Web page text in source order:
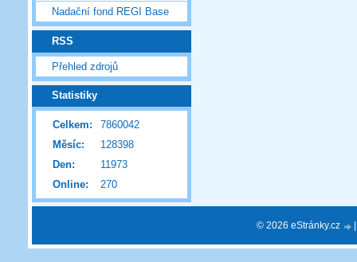
Nadační fond REGI Base
RSS
Přehled zdrojů
Statistiky
Online: 270
Celkem:
7860042
Měsíc:
128398
Den:
11973
© 2026 eStránky.cz